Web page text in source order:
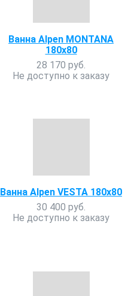
Ванна Alpen MONTANA
180x80
28 170 руб.
Не доступно к заказу
Ванна Alpen VESTA 180x80
30 400 руб.
Не доступно к заказу